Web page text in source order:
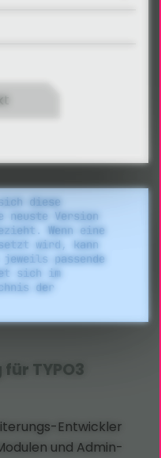
diese
neuste Version
Wenn eine
wird, kann
passende
sich im
der
TYPO3
Entwickler
und Admin-